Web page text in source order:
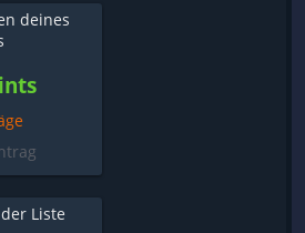
deines
Liste